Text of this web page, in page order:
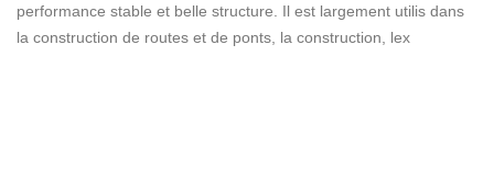
performance stable et belle structure. Il est largement utilis dans
la construction de routes et de ponts, la construction, lex